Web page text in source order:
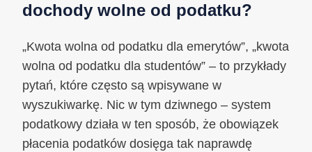
dochody wolne od podatku?
„Kwota wolna od podatku dla emerytów”, „kwota
wolna od podatku dla studentów” – to przykłady
pytań, które często są wpisywane w
wyszukiwarkę. Nic w tym dziwnego – system
podatkowy działa w ten sposób, że obowiązek
płacenia podatków dosięga tak naprawdę